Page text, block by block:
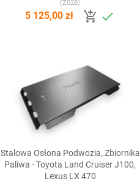
(Z028)
5 125,00 zł  
Szybki podgląd
Stalowa Osłona Podwozia, Zbiornika
Paliwa - Toyota Land Cruiser J100,
Lexus LX 470